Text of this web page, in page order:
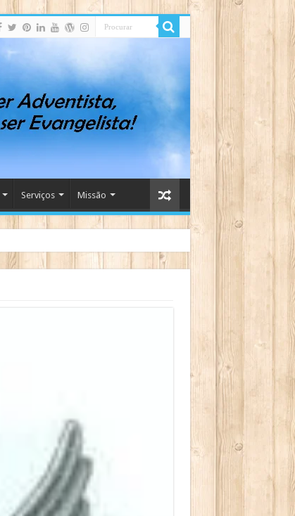
Serviços Missão